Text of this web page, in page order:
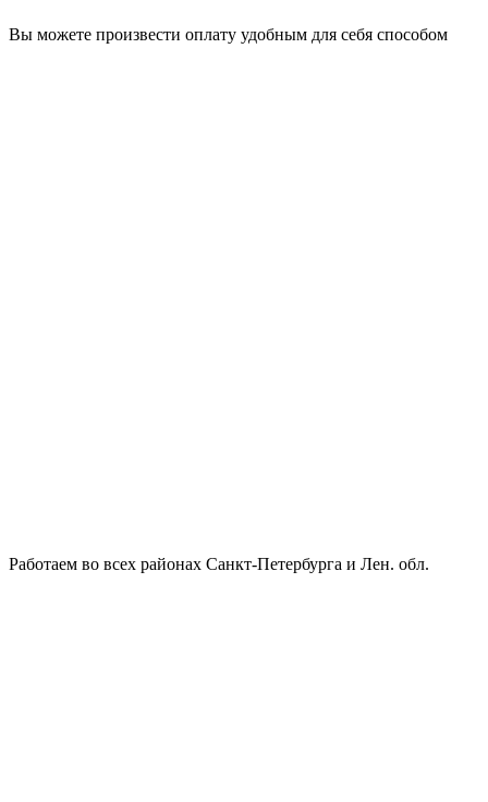
Вы можете произвести оплату удобным для себя способом
Работаем во всех районах Санкт-Петербурга и Лен. обл.